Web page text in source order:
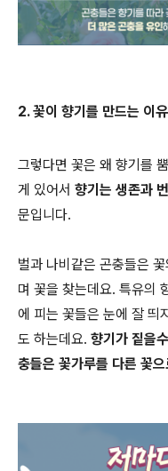
2. 꽃이 향기를 만드는 이
그렇다면 꽃은 왜 향기를
게 있어서 향기는 생존과
문입니다.
벌과 나비같은 곤충들은
며 꽃을 찾는데요. 특유의
에 피는 꽃들은 눈에 잘 띄
도 하는데요. 향기가 짙을
충들은 꽃가루를 다른 꽃